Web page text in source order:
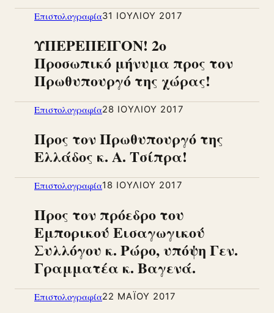
Επιστολογραφία31 ΙΟΥΛΊΟΥ 2017
ΥΠΕΡΕΠΕΙΓΟΝ! 2ο
Προσωπικό μήνυμα προς τον
Πρωθυπουργό της χώρας!
Επιστολογραφία28 ΙΟΥΛΊΟΥ 2017
Προς τον Πρωθυπουργό της
Ελλάδος κ. Α. Τσίπρα!
Επιστολογραφία18 ΙΟΥΛΊΟΥ 2017
Προς τον πρόεδρο του
Εμπορικού Εισαγωγικού
Συλλόγου κ. Ρώρο, υπόψη Γεν.
Γραμματέα κ. Βαγενά.
Επιστολογραφία22 ΜΑΪ́ΟΥ 2017